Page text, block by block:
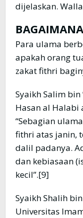
dijelaskan.
Para ulama
apakah orang
zakat fithri
Syaikh Salim
Hasan al Halabi
“Sebagian
fithri atas janin,
dalil padanya.
dan kebiasaan
kecil”.[9]
Syaikh Shalih
Universitas